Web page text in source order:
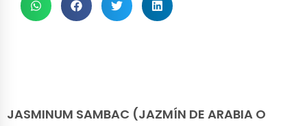
JASMINUM SAMBAC (JAZMÍN DE ARABIA O